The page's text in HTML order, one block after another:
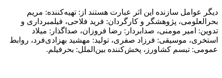
دیگر عوامل سازنده این اثر عبارت هستند از: تهیه‌کننده: مریم
بحرالعلومی، پژوهشگر و کارگردان: فرید فلاحی، فیلمبرداری و
تدوین: امیر مومنی، صدابردار: رضا فروزان، صداگذار: میلاد
استخری، موسیقی: فرزاد صفری، تولید: مهشید بهزادی‌فرد، روابط
‌عمومی: تبسم کشاورز، پخش‌کننده بین‌الملل: بحرفیلم.